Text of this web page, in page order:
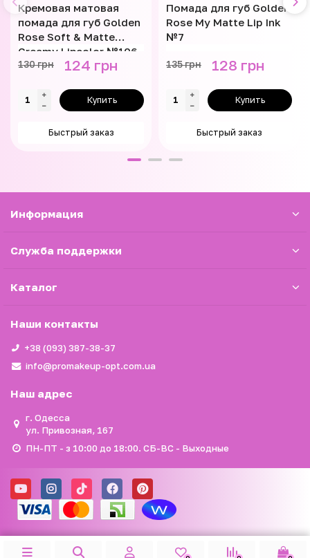
Кремовая матовая
помада для губ Golden
Rose Soft & Matte
Creamy Lipcolor №106
130 грн 124 грн
Купить
Быстрый заказ
Помада для губ Golden
Rose My Matte Lip Ink
№7
135 грн 128 грн
Купить
Быстрый заказ
Информация
Служба поддержки
Каталог
Наши контакты
+38 (093) 387-38-37
info@promakeup-opt.com.ua
Наш адрес
г. Одесса
ул. Привозная, 167
ПН-ПТ - з 10:00 до 18:00. СБ-ВС - Выходные